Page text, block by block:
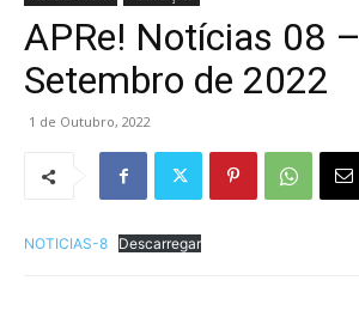
APRe! Notícias 08 –
Setembro de 2022
1 de Outubro, 2022
NOTICIAS-8 Descarregar